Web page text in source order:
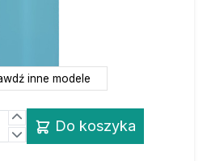
inne modele
Do koszyka